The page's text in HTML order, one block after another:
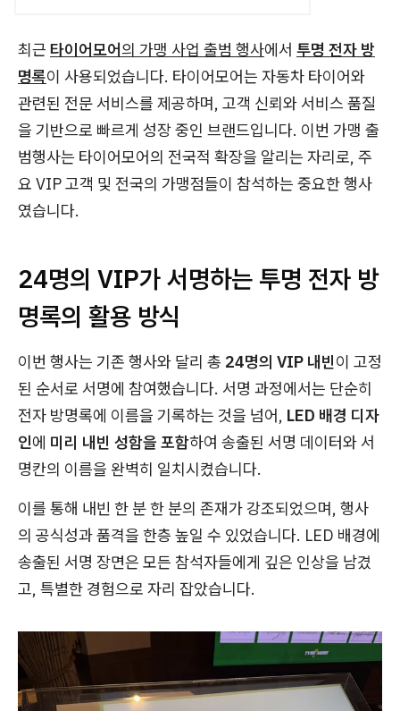
최근 타이어모어의 가맹 사업 출범 행사에서 투명 전자 방
명록이 사용되었습니다. 타이어모어는 자동차 타이어와
관련된 전문 서비스를 제공하며, 고객 신뢰와 서비스 품질
을 기반으로 빠르게 성장 중인 브랜드입니다. 이번 가맹 출
범행사는 타이어모어의 전국적 확장을 알리는 자리로, 주
요 VIP 고객 및 전국의 가맹점들이 참석하는 중요한 행사
였습니다.
24명의 VIP가 서명하는 투명 전자 방
명록의 활용 방식
이번 행사는 기존 행사와 달리 총 24명의 VIP 내빈이 고정
된 순서로 서명에 참여했습니다. 서명 과정에서는 단순히
전자 방명록에 이름을 기록하는 것을 넘어, LED 배경 디자
인에 미리 내빈 성함을 포함하여 송출된 서명 데이터와 서
명칸의 이름을 완벽히 일치시켰습니다.
​이를 통해 내빈 한 분 한 분의 존재가 강조되었으며, 행사
의 공식성과 품격을 한층 높일 수 있었습니다. LED 배경에
송출된 서명 장면은 모든 참석자들에게 깊은 인상을 남겼
고, 특별한 경험으로 자리 잡았습니다.